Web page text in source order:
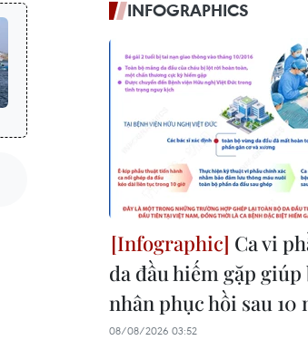
INFOGRAPHICS
Ca vi
da đầu hiếm gặp giúp
nhân phục hồi sau 10
08/08/2026 03:52